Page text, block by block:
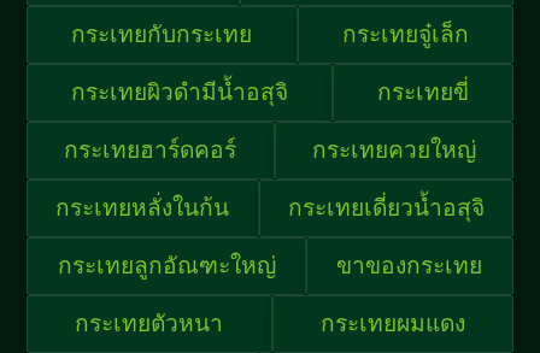
กระเทยกับกระเทย กระเทยจู๋เล็ก
กระเทยผิวดำมีน้ำอสุจิ กระเทยขี่
กระเทยฮาร์ดคอร์ กระเทยควยใหญ่
กระเทยหลั่งในก้น กระเทยเดี่ยวน้ำอสุจิ
กระเทยลูกอัณฑะใหญ่ ขาของกระเทย
กระเทยตัวหนา กระเทยผมแดง